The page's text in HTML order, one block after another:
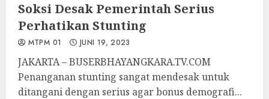
Soksi Desak Pemerintah Serius
Perhatikan Stunting
MTPM 01 JUNI 19, 2023
JAKARTA – BUSERBHAYANGKARA.TV.COM
Penanganan stunting sangat mendesak untuk
ditangani dengan serius agar bonus demografi...